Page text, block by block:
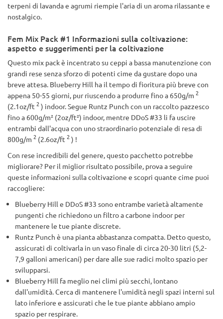
terpeni di lavanda e agrumi riempie l'aria di un aroma rilassante e
nostalgico.
Fem Mix Pack #1 Informazioni sulla coltivazione:
aspetto e suggerimenti per la coltivazione
Questo mix pack è incentrato su ceppi a bassa manutenzione con
grandi rese senza sforzo di potenti cime da gustare dopo una
breve attesa. Blueberry Hill ha il tempo di fioritura più breve con
appena 50-55 giorni, pur riuscendo a produrre fino a 650g/m 2
(2.1oz/ft 2) indoor. Segue Runtz Punch con un raccolto pazzesco
fino a 600g/m² (2oz/ft²) indoor, mentre DDoS #33 li fa uscire
entrambi dall'acqua con uno straordinario potenziale di resa di
800g/m 2 (2.6oz/ft 2) !
Con rese incredibili del genere, questo pacchetto potrebbe
migliorare? Per il miglior risultato possibile, prova a seguire
queste informazioni sulla coltivazione e scopri quante cime puoi
raccogliere:
Blueberry Hill e DDoS #33 sono entrambe varietà altamente
pungenti che richiedono un filtro a carbone indoor per
mantenere le tue piante discrete.
Runtz Punch è una pianta abbastanza compatta. Detto questo,
assicurati di coltivarla in un vaso finale di circa 20-30 litri (5,2-
7,9 galloni americani) per dare alle sue radici molto spazio per
svilupparsi.
Blueberry Hill fa meglio nei climi più secchi, lontano
dall'umidità. Cerca di mantenere l'umidità negli spazi interni sul
lato inferiore e assicurati che le tue piante abbiano ampio
spazio per respirare.